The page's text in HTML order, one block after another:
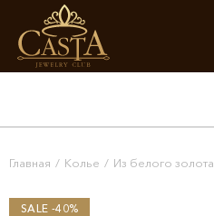
Главная / Колье / Из белого золота
SALE -40%